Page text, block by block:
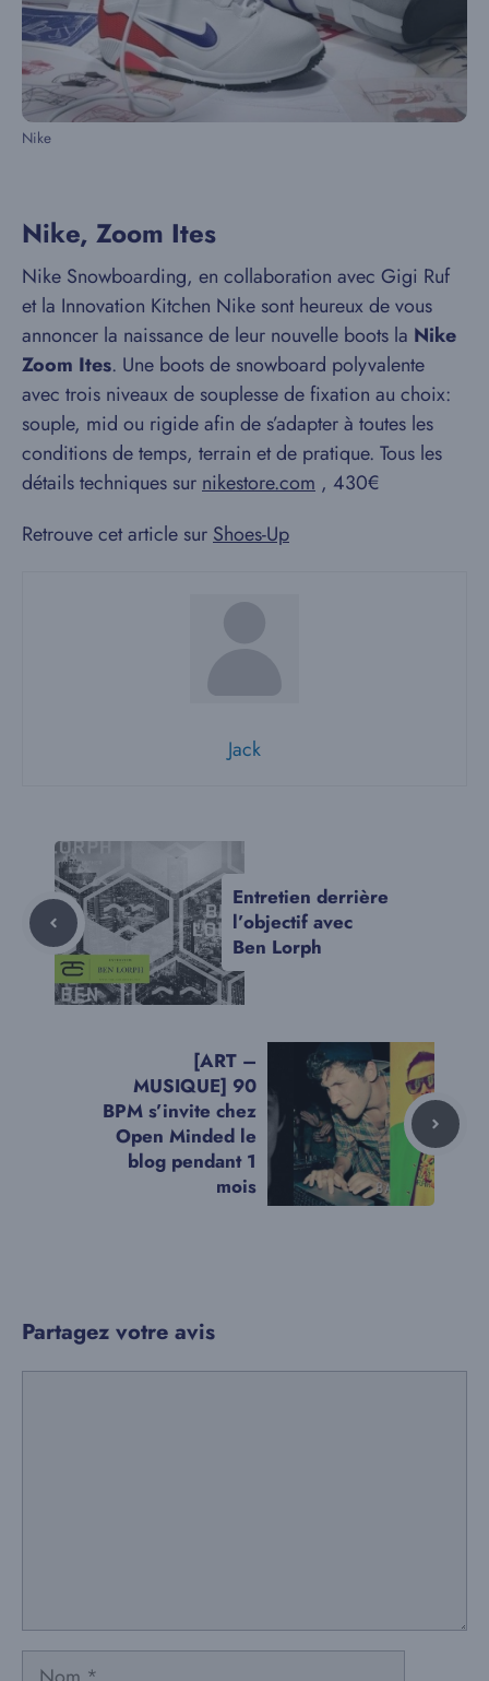
Nike
Nike, Zoom Ites
Nike Snowboarding, en collaboration avec Gigi Ruf
et la Innovation Kitchen Nike sont heureux de vous
annoncer la naissance de leur nouvelle boots la Nike
Zoom Ites. Une boots de snowboard polyvalente
avec trois niveaux de souplesse de fixation au choix:
souple, mid ou rigide afin de s’adapter à toutes les
conditions de temps, terrain et de pratique. Tous les
détails techniques sur nikestore.com , 430€
Retrouve cet article sur Shoes-Up
Jack
Entretien derrière
l’objectif avec
Ben Lorph
[ART –
MUSIQUE] 90
BPM s’invite chez
Open Minded le
blog pendant 1
mois
Partagez votre avis
Nom